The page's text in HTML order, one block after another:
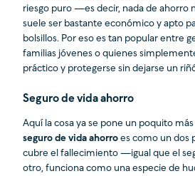
riesgo puro —es decir, nada de ahorro
suele ser bastante económico y apto
bolsillos. Por eso es tan popular entre
familias jóvenes o quienes
práctico y protegerse sin dejarse un
Seguro de vida ahorro
Aquí la cosa ya se pone un poquito
seguro de vida ahorro es como un dos
cubre el fallecimiento —igual que el
otro, funciona como una especie de